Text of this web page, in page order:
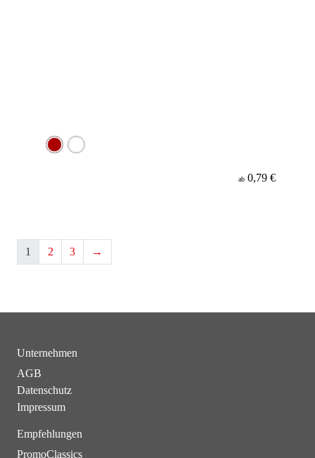
ab 0,79 €
1 2 3 →
Unternehmen
AGB
Datenschutz
Impressum
Empfehlungen
PromoClassics